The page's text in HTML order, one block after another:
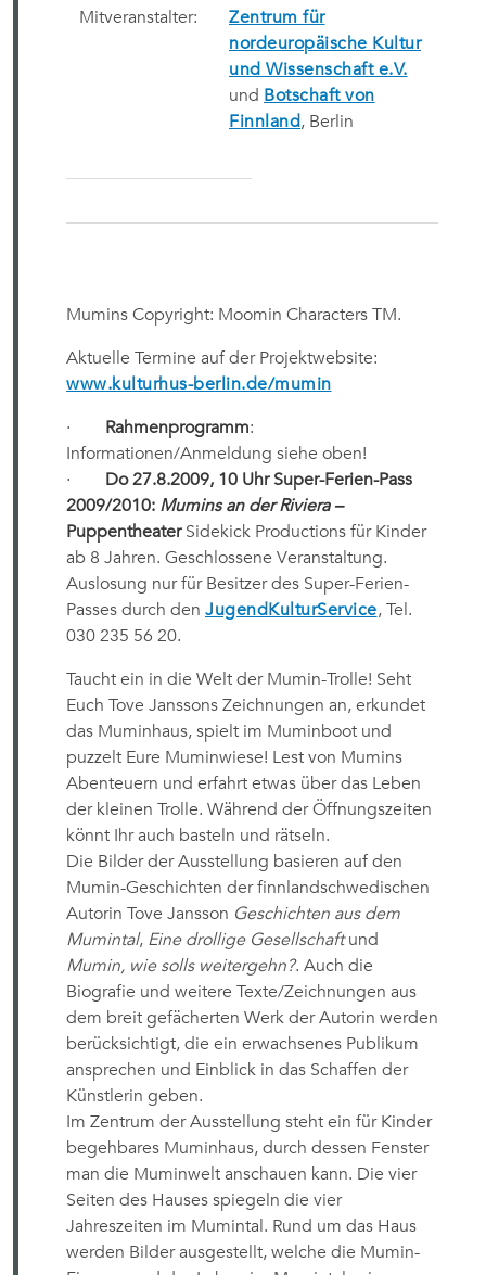
Mitveranstalter:
Zentrum für
nordeuropäische Kultur
und Wissenschaft e.V.
und Botschaft von
Finnland, Berlin
Mumins Copyright: Moomin Characters TM.
Aktuelle Termine auf der Projektwebsite:
www.kulturhus-berlin.de/mumin
· Rahmenprogramm:
Informationen/Anmeldung siehe oben!
· Do 27.8.2009, 10 Uhr Super-Ferien-Pass
2009/2010: Mumins an der Riviera –
PuppentheaterSidekick Productions für Kinder
ab 8 Jahren. Geschlossene Veranstaltung.
Auslosung nur für Besitzer des Super-Ferien-
Passes durch den JugendKulturService, Tel.
030 235 56 20.
Taucht ein in die Welt der Mumin-Trolle! Seht
Euch Tove Janssons Zeichnungen an, erkundet
das Muminhaus, spielt im Muminboot und
puzzelt Eure Muminwiese! Lest von Mumins
Abenteuern und erfahrt etwas über das Leben
der kleinen Trolle. Während der Öffnungszeiten
könnt Ihr auch basteln und rätseln.
Die Bilder der Ausstellung basieren auf den
Mumin-Geschichten der finnlandschwedischen
Autorin Tove Jansson Geschichten aus dem
Mumintal, Eine drollige Gesellschaftund
Mumin, wie solls weitergehn?. Auch die
Biografie und weitere Texte/Zeichnungen aus
dem breit gefächerten Werk der Autorin werden
berücksichtigt, die ein erwachsenes Publikum
ansprechen und Einblick in das Schaffen der
Künstlerin geben.
Im Zentrum der Ausstellung steht ein für Kinder
begehbares Muminhaus, durch dessen Fenster
man die Muminwelt anschauen kann. Die vier
Seiten des Hauses spiegeln die vier
Jahreszeiten im Mumintal. Rund um das Haus
werden Bilder ausgestellt, welche die Mumin-